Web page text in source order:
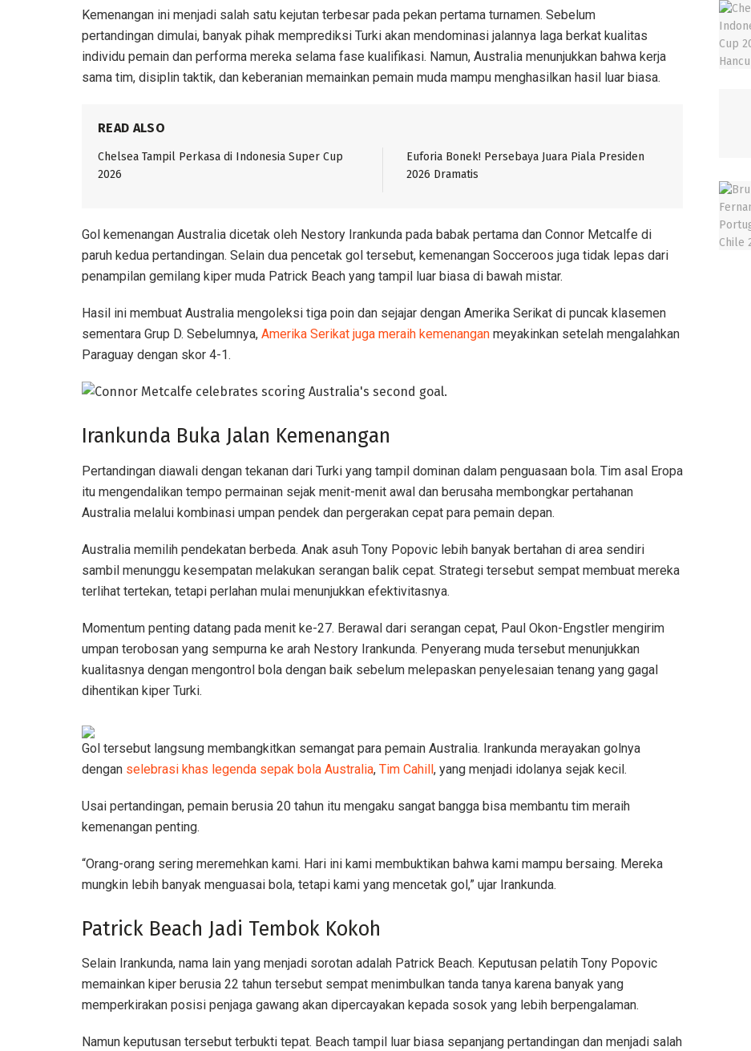
Kemenangan ini menjadi salah satu kejutan terbesar pada pekan pertama turnamen. Sebelum
pertandingan dimulai, banyak pihak memprediksi Turki akan mendominasi jalannya laga berkat kualitas
individu pemain dan performa mereka selama fase kualifikasi. Namun, Australia menunjukkan bahwa kerja
sama tim, disiplin taktik, dan keberanian memainkan pemain muda mampu menghasilkan hasil luar biasa.
READ ALSO
Chelsea Tampil Perkasa di Indonesia Super Cup
2026
Euforia Bonek! Persebaya Juara Piala Presiden
2026 Dramatis
Gol kemenangan Australia dicetak oleh Nestory Irankunda pada babak pertama dan Connor Metcalfe di
paruh kedua pertandingan. Selain dua pencetak gol tersebut, kemenangan Socceroos juga tidak lepas dari
penampilan gemilang kiper muda Patrick Beach yang tampil luar biasa di bawah mistar.
Hasil ini membuat Australia mengoleksi tiga poin dan sejajar dengan Amerika Serikat di puncak klasemen
sementara Grup D. Sebelumnya, Amerika Serikat juga meraih kemenangan meyakinkan setelah mengalahkan
Paraguay dengan skor 4-1.
Irankunda Buka Jalan Kemenangan
Pertandingan diawali dengan tekanan dari Turki yang tampil dominan dalam penguasaan bola. Tim asal Eropa
itu mengendalikan tempo permainan sejak menit-menit awal dan berusaha membongkar pertahanan
Australia melalui kombinasi umpan pendek dan pergerakan cepat para pemain depan.
Australia memilih pendekatan berbeda. Anak asuh Tony Popovic lebih banyak bertahan di area sendiri
sambil menunggu kesempatan melakukan serangan balik cepat. Strategi tersebut sempat membuat mereka
terlihat tertekan, tetapi perlahan mulai menunjukkan efektivitasnya.
Momentum penting datang pada menit ke-27. Berawal dari serangan cepat, Paul Okon-Engstler mengirim
umpan terobosan yang sempurna ke arah Nestory Irankunda. Penyerang muda tersebut menunjukkan
kualitasnya dengan mengontrol bola dengan baik sebelum melepaskan penyelesaian tenang yang gagal
dihentikan kiper Turki.
Gol tersebut langsung membangkitkan semangat para pemain Australia. Irankunda merayakan golnya
dengan selebrasi khas legenda sepak bola Australia, Tim Cahill, yang menjadi idolanya sejak kecil.
Usai pertandingan, pemain berusia 20 tahun itu mengaku sangat bangga bisa membantu tim meraih
kemenangan penting.
“Orang-orang sering meremehkan kami. Hari ini kami membuktikan bahwa kami mampu bersaing. Mereka
mungkin lebih banyak menguasai bola, tetapi kami yang mencetak gol,” ujar Irankunda.
Patrick Beach Jadi Tembok Kokoh
Selain Irankunda, nama lain yang menjadi sorotan adalah Patrick Beach. Keputusan pelatih Tony Popovic
memainkan kiper berusia 22 tahun tersebut sempat menimbulkan tanda tanya karena banyak yang
memperkirakan posisi penjaga gawang akan dipercayakan kepada sosok yang lebih berpengalaman.
Namun keputusan tersebut terbukti tepat. Beach tampil luar biasa sepanjang pertandingan dan menjadi salah